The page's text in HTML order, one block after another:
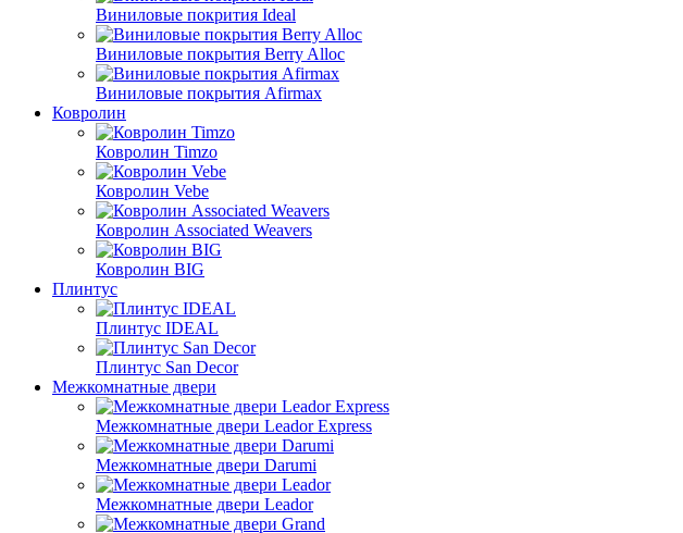
Виниловые покрития Ideal
Виниловые покрытия Berry Alloc
Виниловые покрытия Afirmax
Ковролин
Ковролин Timzo
Ковролин Vebe
Ковролин Associated Weavers
Ковролин BIG
Плинтус
Плинтус IDEAL
Плинтус San Decor
Межкомнатные двери
Межкомнатные двери Leador Express
Межкомнатные двери Darumi
Межкомнатные двери Leador